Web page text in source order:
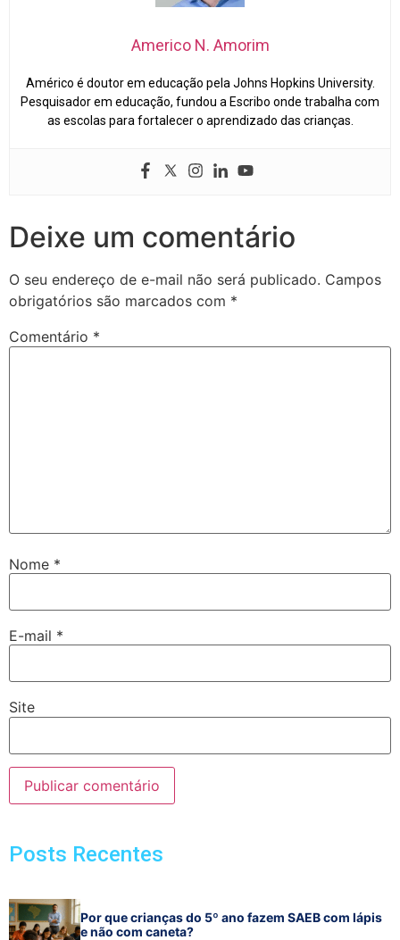
Americo N. Amorim
Américo é doutor em educação pela Johns Hopkins University.
Pesquisador em educação, fundou a Escribo onde trabalha com
as escolas para fortalecer o aprendizado das crianças.
Deixe um comentário
O seu endereço de e-mail não será publicado. Campos
obrigatórios são marcados com *
Comentário *
Nome *
E-mail *
Site
Posts Recentes
Por que crianças do 5º ano fazem SAEB com lápis
e não com caneta?